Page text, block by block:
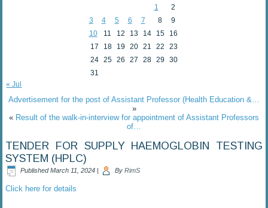
1
2
3
4 5 6 7 8
9
10
11 12 13 14 15
16
17
18 19 20 21 22
23
24 25 26 27 28 29
30
31
« Jul
Advertisement for the post of Assistant Professor (Health Education &…
»
« Result of the walk-in-interview for appointment of Assistant Professors
of…
TENDER FOR SUPPLY HAEMOGLOBIN TESTING
SYSTEM (HPLC)
Published March 11, 2024 | By RimS
Click here for details